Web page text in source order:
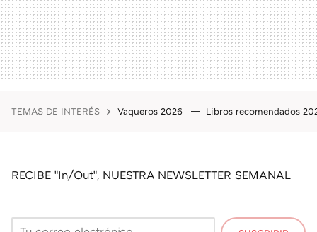
TEMAS DE INTERÉS Vaqueros 2026 Libros recomendados
RECIBE "In/Out", NUESTRA NEWSLETTER SEMANAL